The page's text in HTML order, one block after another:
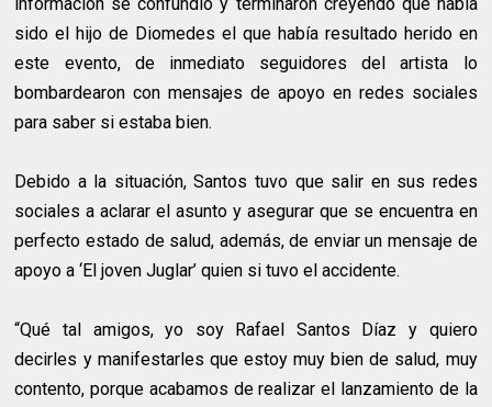
sido el hijo de Diomedes el que había resultado herido en
este evento, de inmediato seguidores del artista lo
bombardearon con mensajes de apoyo en redes sociales
para saber si estaba bien.
Debido a la situación, Santos tuvo que salir en sus redes
sociales a aclarar el asunto y asegurar que se encuentra en
perfecto estado de salud, además, de enviar un mensaje de
apoyo a ‘El joven Juglar’ quien si tuvo el accidente.
“Qué tal amigos, yo soy Rafael Santos Díaz y quiero
decirles y manifestarles que estoy muy bien de salud, muy
contento, porque acabamos de realizar el lanzamiento de la